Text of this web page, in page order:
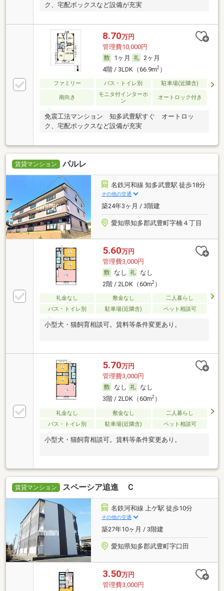
ク、宅配ボックスなど設備が充実
8.70万円
管理費10,000円
1ヶ月
2ヶ月
4階 / 3LDK（66.9m2）
ファミリー バス・トイレ別 駐車場(近隣含)
南向き
モニタ付インターホ
ン
オートロック付き
免震工法マンション 知多武豊駅すぐ オートロッ
ク、宅配ボックスなど設備が充実
賃貸マンション パルレ
名鉄河和線 知多武豊駅 徒歩18分
その他の交通
築24年3ヶ月 / 3階建
愛知県知多郡武豊町字楠４丁目
5.60万円
管理費3,000円
なし
なし
2階 / 2LDK（60m2）
礼金なし 敷金なし
二人暮らし
バス・トイレ別
駐車場(近隣含) ペット相談可
小型犬・猫飼育相談可。賃料等条件変更あり。
5.70万円
管理費3,000円
なし
なし
3階 / 2LDK（60m2）
礼金なし 敷金なし
二人暮らし
バス・トイレ別
駐車場(近隣含) ペット相談可
小型犬・猫飼育相談可。賃料等条件変更あり。
賃貸マンション スペーシア追進 Ｃ
名鉄河和線 上ゲ駅 徒歩10分
その他の交通
築27年10ヶ月 / 3階建
愛知県知多郡武豊町字口田
3.50万円
管理費3,000円